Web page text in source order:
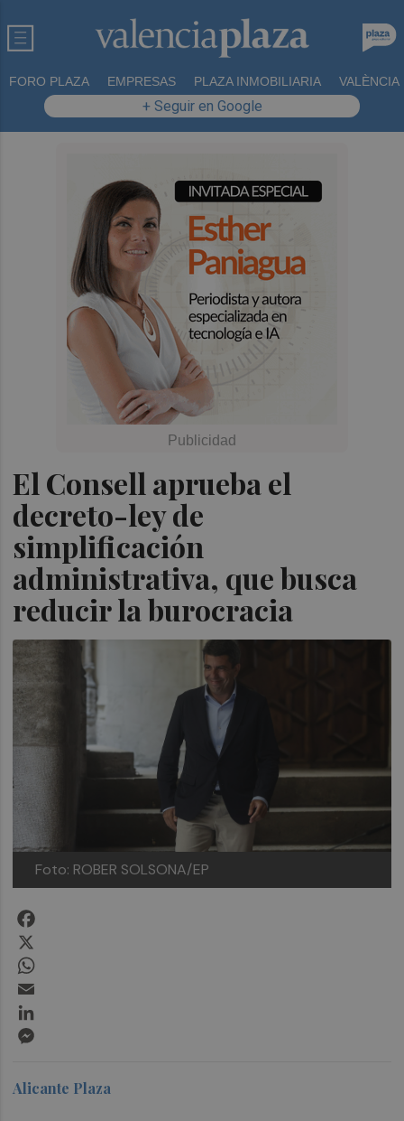
FORO PLAZA EMPRESAS PLAZA INMOBILIARIA VALÈNCIA
+ Seguir en Google
El Consell aprueba el
decreto-ley de
simplificación
administrativa, que busca
reducir la burocracia
Foto: ROBER SOLSONA/EP
Alicante Plaza